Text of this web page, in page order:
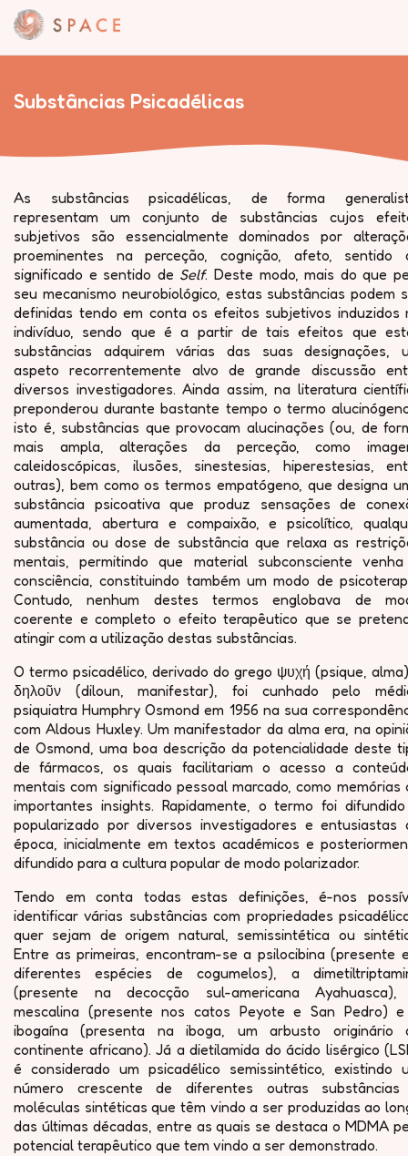
Substâncias Psicadélicas
As substâncias psicadélicas, de forma
representam um conjunto de substâncias cujos
subjetivos são essencialmente dominados por
proeminentes na perceção, cognição, afeto, sentido
significado e sentido de Self. Deste modo, mais do que
seu mecanismo neurobiológico, estas substâncias podem
definidas tendo em conta os efeitos subjetivos induzidos
indivíduo, sendo que é a partir de tais efeitos que
substâncias adquirem várias das suas designações,
aspeto recorrentemente alvo de grande discussão
diversos investigadores. Ainda assim, na literatura
preponderou durante bastante tempo o termo
isto é, substâncias que provocam alucinações (ou, de
mais ampla, alterações da perceção, como
caleidoscópicas, ilusões, sinestesias, hiperestesias,
outras), bem como os termos empatógeno, que designa
substância psicoativa que produz sensações de
aumentada, abertura e compaixão, e psicolítico,
substância ou dose de substância que relaxa as
mentais, permitindo que material subconsciente
consciência, constituindo também um modo de
Contudo, nenhum destes termos englobava de
coerente e completo o efeito terapêutico que se
atingir com a utilização destas substâncias.
O termo psicadélico, derivado do grego ψυχή (psique,
δηλοῦν (diloun, manifestar), foi cunhado pelo
psiquiatra Humphry Osmond em 1956 na sua
com Aldous Huxley. Um manifestador da alma era, na
de Osmond, uma boa descrição da potencialidade deste
de fármacos, os quais facilitariam o acesso a
mentais com significado pessoal marcado, como memórias
importantes insights. Rapidamente, o termo foi
popularizado por diversos investigadores e entusiastas
época, inicialmente em textos académicos e
difundido para a cultura popular de modo polarizador.
Tendo em conta todas estas definições, é-nos
identificar várias substâncias com propriedades
quer sejam de origem natural, semissintética ou
Entre as primeiras, encontram-se a psilocibina (presente
diferentes espécies de cogumelos), a
(presente na decocção sul-americana
mescalina (presente nos catos Peyote e San Pedro)
ibogaína (presenta na iboga, um arbusto originário
continente africano). Já a dietilamida do ácido lisérgico
é considerado um psicadélico semissintético, existindo
número crescente de diferentes outras
moléculas sintéticas que têm vindo a ser produzidas ao
das últimas décadas, entre as quais se destaca o MDMA
potencial terapêutico que tem vindo a ser demonstrado.